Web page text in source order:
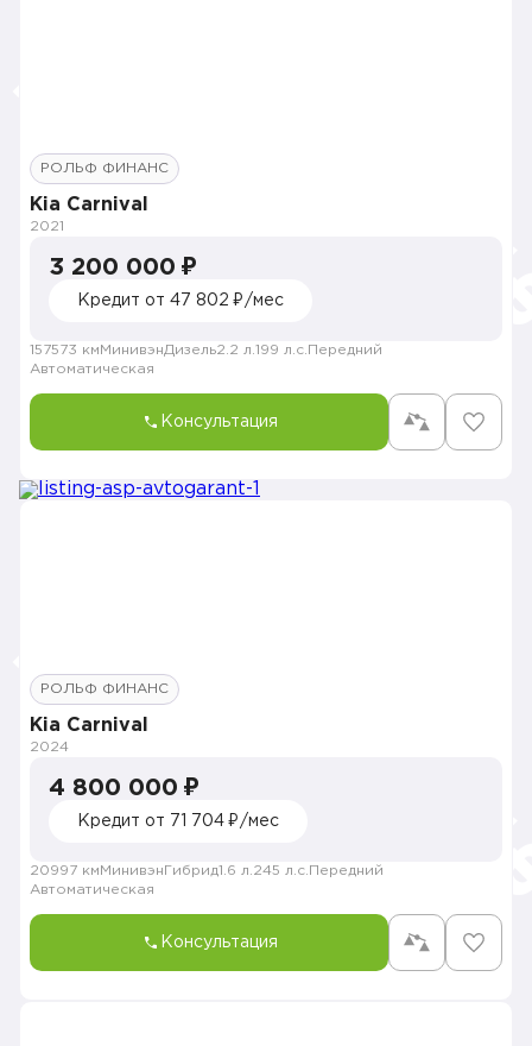
РОЛЬФ ФИНАНС
Kia Carnival
2021
3 200 000 ₽
Кредит от 47 802 ₽/мес
157573 км МинивэнДизель2.2 л. 199 л.с. Передний
Автоматическая
Консультация
РОЛЬФ ФИНАНС
Kia Carnival
2024
4 800 000 ₽
Кредит от 71 704 ₽/мес
20997 км Минивэн Гибрид1.6 л. 245 л.с. Передний
Автоматическая
Консультация